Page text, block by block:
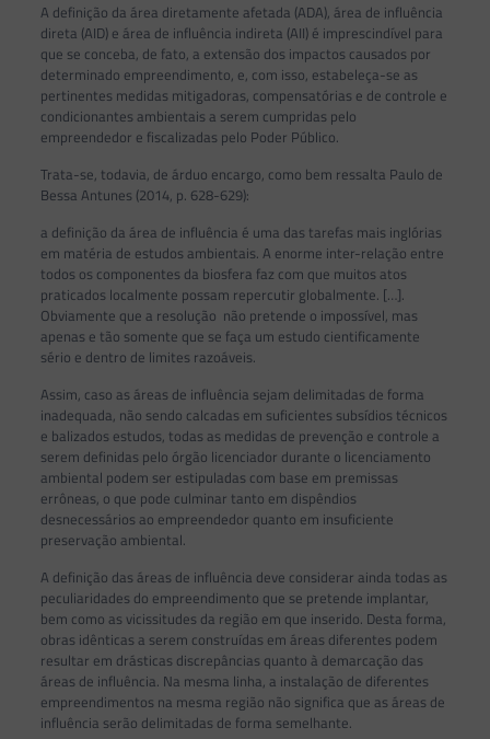
A definição da área diretamente afetada (ADA), área de influência
direta (AID) e área de influência indireta (AII) é imprescindível para
que se conceba, de fato, a extensão dos impactos causados por
determinado empreendimento, e, com isso, estabeleça-se as
pertinentes medidas mitigadoras, compensatórias e de controle e
condicionantes ambientais a serem cumpridas pelo
empreendedor e fiscalizadas pelo Poder Público.
Trata-se, todavia, de árduo encargo, como bem ressalta Paulo de
Bessa Antunes (2014, p. 628-629):
a definição da área de influência é uma das tarefas mais inglórias
em matéria de estudos ambientais. A enorme inter-relação entre
todos os componentes da biosfera faz com que muitos atos
praticados localmente possam repercutir globalmente. […].
Obviamente que a resolução não pretende o impossível, mas
apenas e tão somente que se faça um estudo cientificamente
sério e dentro de limites razoáveis.
Assim, caso as áreas de influência sejam delimitadas de forma
inadequada, não sendo calcadas em suficientes subsídios técnicos
e balizados estudos, todas as medidas de prevenção e controle a
serem definidas pelo órgão licenciador durante o licenciamento
ambiental podem ser estipuladas com base em premissas
errôneas, o que pode culminar tanto em dispêndios
desnecessários ao empreendedor quanto em insuficiente
preservação ambiental.
A definição das áreas de influência deve considerar ainda todas as
peculiaridades do empreendimento que se pretende implantar,
bem como as vicissitudes da região em que inserido. Desta forma,
obras idênticas a serem construídas em áreas diferentes podem
resultar em drásticas discrepâncias quanto à demarcação das
áreas de influência. Na mesma linha, a instalação de diferentes
empreendimentos na mesma região não significa que as áreas de
influência serão delimitadas de forma semelhante.